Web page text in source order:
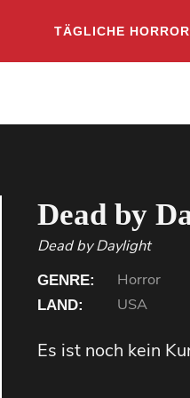
TÄGLICHE
Dead by
Dead by Daylight
GENRE: Horror
LAND: USA
Es ist noch kein